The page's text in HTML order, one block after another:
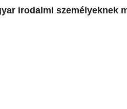
irodalmi személyeknek